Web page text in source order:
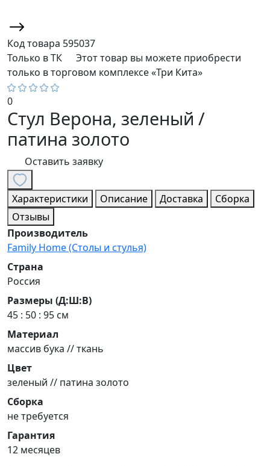
Код товара 595037
Только в ТК
Этот товар вы можете приобрести
только в торговом комплексе «Три Кита»
0
Стул Верона, зеленый /
патина золото
Оставить заявку
Характеристики Описание Доставка
Сборка
Отзывы
Производитель
Family Home (Столы и стулья)
Страна
Россия
Размеры (Д:Ш:В)
45 : 50 : 95 см
Материал
массив бука // ткань
Цвет
зеленый // патина золото
Сборка
не требуется
Гарантия
12 месяцев